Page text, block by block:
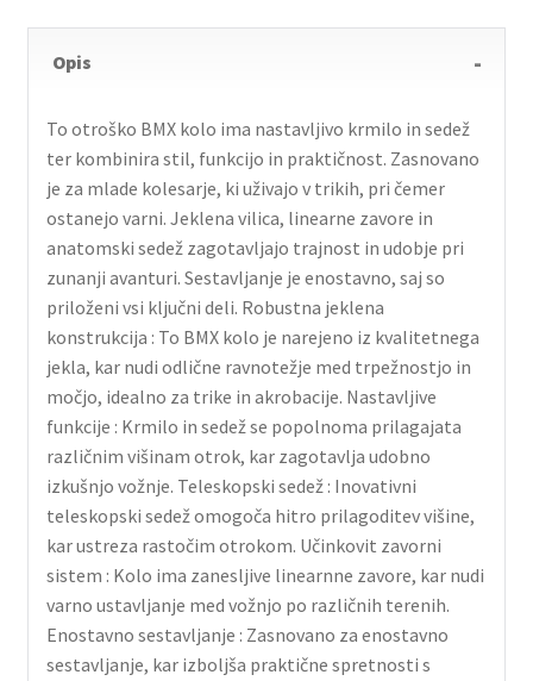
Opis
To otroško BMX kolo ima nastavljivo krmilo in sedež
ter kombinira stil, funkcijo in praktičnost. Zasnovano
je za mlade kolesarje, ki uživajo v trikih, pri čemer
ostanejo varni. Jeklena vilica, linearne zavore in
anatomski sedež zagotavljajo trajnost in udobje pri
zunanji avanturi. Sestavljanje je enostavno, saj so
priloženi vsi ključni deli. Robustna jeklena
konstrukcija : To BMX kolo je narejeno iz kvalitetnega
jekla, kar nudi odlične ravnotežje med trpežnostjo in
močjo, idealno za trike in akrobacije. Nastavljive
funkcije : Krmilo in sedež se popolnoma prilagajata
različnim višinam otrok, kar zagotavlja udobno
izkušnjo vožnje. Teleskopski sedež : Inovativni
teleskopski sedež omogoča hitro prilagoditev višine,
kar ustreza rastočim otrokom. Učinkovit zavorni
sistem : Kolo ima zanesljive linearnne zavore, kar nudi
varno ustavljanje med vožnjo po različnih terenih.
Enostavno sestavljanje : Zasnovano za enostavno
sestavljanje, kar izboljša praktične spretnosti s